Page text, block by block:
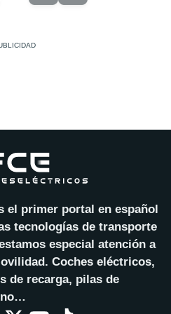
el primer portal en español
tecnologías de transporte
especial atención a
Coches eléctricos,
de recarga, pilas de